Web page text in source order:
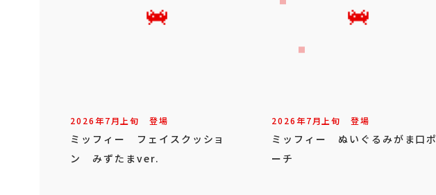
2026年7月上旬 登場
ミッフィー フェイスクッショ
ン みずたまver.
2026年7月上旬 登場
ミッフィー ぬいぐるみがま口ポ
ーチ